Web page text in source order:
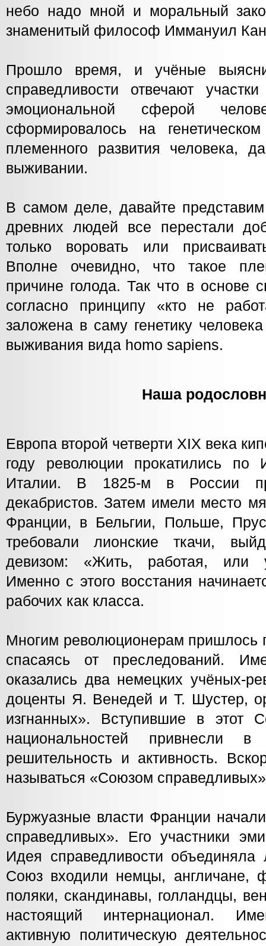
небо надо мной и моральный
знаменитый философ Иммануил
Прошло время, и учёные
справедливости отвечают
эмоциональной сферой
сформировалось на
племенного развития человека,
выживании.
В самом деле, давайте
древних людей все перестали
только воровать или
Вполне очевидно, что такое
причине голода. Так что в основе
согласно принципу «кто не
заложена в саму генетику
выживания вида homo sapiens.
Наша
Европа второй четверти XIX века
году революции прокатились по
Италии. В 1825-м в России
декабристов. Затем имели место
Франции, в Бельгии, Польше,
требовали лионские ткачи,
девизом: «Жить, работая, или
Именно с этого восстания
рабочих как класса.
Многим революционерам пришлось
спасаясь от преследований.
оказались два немецких учёных-
доценты Я. Венедей и Т. Шустер,
изгнанных». Вступившие в этот
национальностей привнесли в
решительность и активность.
называться «Союзом
Буржуазные власти Франции
справедливых». Его участники
Идея справедливости
Союз входили немцы, англичане,
поляки, скандинавы, голландцы,
настоящий интернационал.
активную политическую